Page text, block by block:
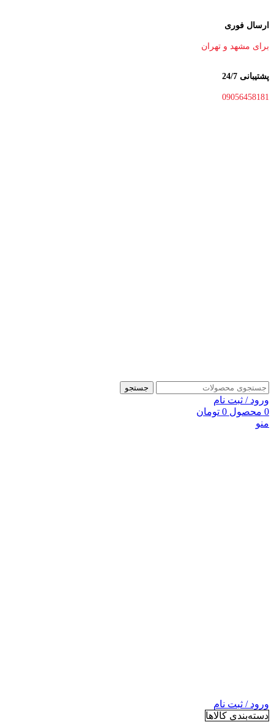
ارسال فوری
برای مشهد و تهران
پشتیبانی 24/7
09056458181
جستجو
ورود / ثبت نام
0 محصول 0 تومان
منو
ورود / ثبت نام
دسته‌بندی کالاها